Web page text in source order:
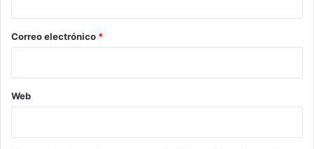
*
Correo electrónico *
Web